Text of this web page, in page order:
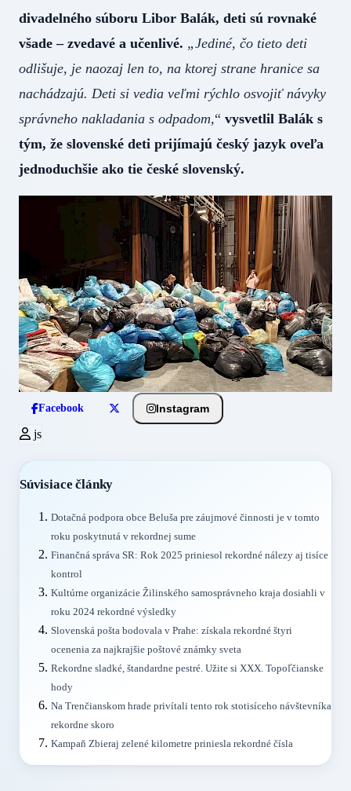
divadelného súboru Libor Balák, deti sú rovnaké
všade – zvedavé a učenlivé. „Jediné, čo tieto deti
odlišuje, je naozaj len to, na ktorej strane hranice sa
nachádzajú. Deti si vedia veľmi rýchlo osvojiť návyky
správneho nakladania s odpadom,“ vysvetlil Balák s
tým, že slovenské deti prijímajú český jazyk oveľa
jednoduchšie ako tie české slovenský.
Facebook Instagram
js
Súvisiace články
Dotačná podpora obce Beluša pre záujmové činnosti je v tomto
roku poskytnutá v rekordnej sume
Finančná správa SR: Rok 2025 priniesol rekordné nálezy aj tisíce
kontrol
Kultúrne organizácie Žilinského samosprávneho kraja dosiahli v
roku 2024 rekordné výsledky
Slovenská pošta bodovala v Prahe: získala rekordné štyri
ocenenia za najkrajšie poštové známky sveta
Rekordne sladké, štandardne pestré. Užite si XXX. Topoľčianske
hody
Na Trenčianskom hrade privítali tento rok stotisíceho návštevníka
rekordne skoro
Kampaň Zbieraj zelené kilometre priniesla rekordné čísla